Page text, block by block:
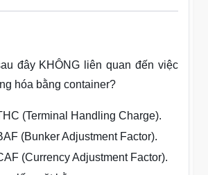
đây KHÔNG liên quan đến việc
hóa bằng container?
(Terminal Handling Charge).
(Bunker Adjustment Factor).
(Currency Adjustment Factor).